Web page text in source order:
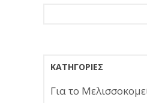
ΚΑΤΗΓΟΡΊΕΣ
Για το